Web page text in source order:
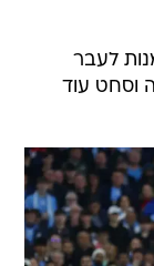
לעבר
וסחט עוד